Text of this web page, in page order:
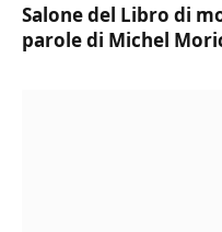
Salone del Libro di
parole di Michel